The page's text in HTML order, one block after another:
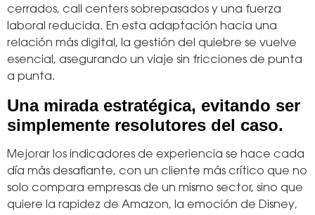
cerrados, call centers sobrepasados y una fuerza
laboral reducida. En esta adaptación hacia una
relación más digital, la gestión del quiebre se vuelve
esencial, asegurando un viaje sin fricciones de punta
a punta.
Una mirada estratégica, evitando ser
simplemente resolutores del caso.
Mejorar los indicadores de experiencia se hace cada
día más desafiante, con un cliente más crítico que no
solo compara empresas de un mismo sector, sino que
quiere la rapidez de Amazon, la emoción de Disney,